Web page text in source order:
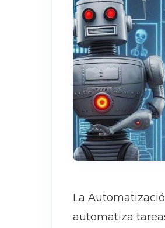
La
automatiza